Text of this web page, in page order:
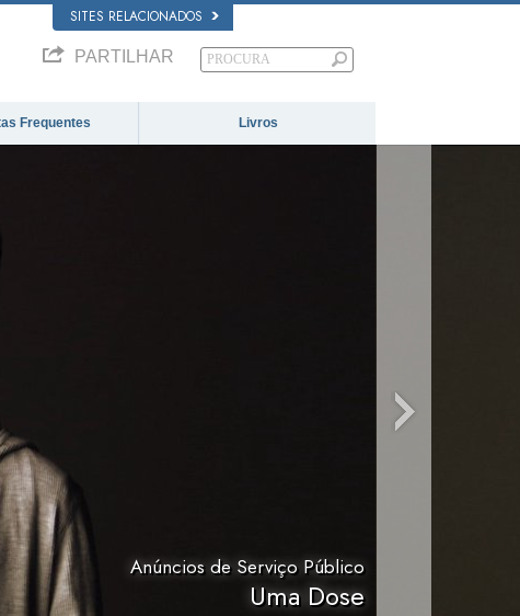
SITES RELACIONADOS
PARTILHAR
Frequentes Livros
Anúncios de Serviço Público
Uma Dose